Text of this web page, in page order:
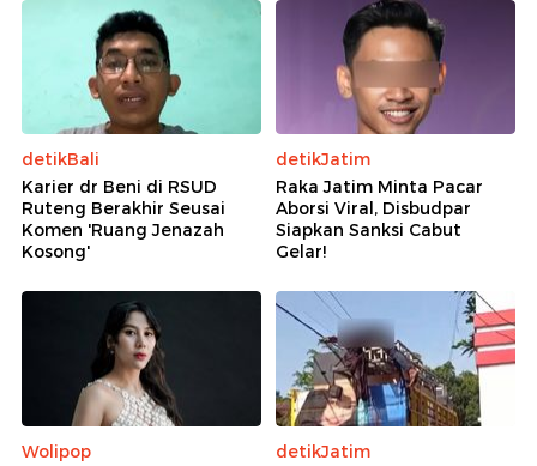
detikBali
Karier dr Beni di RSUD
Ruteng Berakhir Seusai
Komen 'Ruang Jenazah
Kosong'
detikJatim
Raka Jatim Minta Pacar
Aborsi Viral, Disbudpar
Siapkan Sanksi Cabut
Gelar!
Wolipop
detikJatim